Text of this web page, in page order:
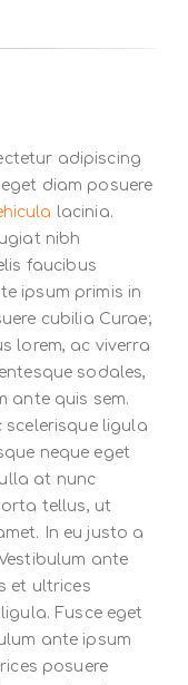
adipiscing
diam posuere
lacinia.
nibh
faucibus
ipsum primis in
cubilia Curae;
lorem, ac viverra
sodales,
ante quis sem.
scelerisque ligula
neque eget
at nunc
tellus, ut
In eu justo a
ante
et ultrices
Fusce eget
ante ipsum
posuere